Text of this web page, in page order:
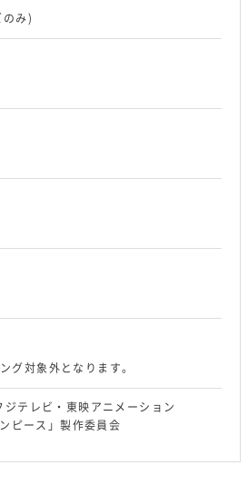
のみ)
グ対象外となります。
テレビ・東映アニメーション
ピース」製作委員会